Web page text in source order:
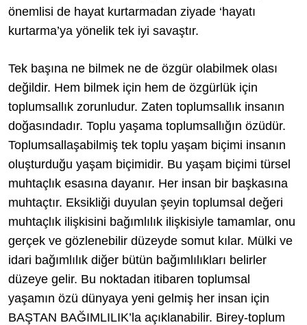
önemlisi de hayat kurtarmadan ziyade ‘hayatı
kurtarma’ya yönelik tek iyi savaştır.
Tek başına ne bilmek ne de özgür olabilmek olası
değildir. Hem bilmek için hem de özgürlük için
toplumsallık zorunludur. Zaten toplumsallık insanın
doğasındadır. Toplu yaşama toplumsallığın özüdür.
Toplumsallaşabilmiş tek toplu yaşam biçimi insanın
oluşturduğu yaşam biçimidir. Bu yaşam biçimi türsel
muhtaçlık esasına dayanır. Her insan bir başkasına
muhtaçtır. Eksikliği duyulan şeyin toplumsal değeri
muhtaçlık ilişkisini bağımlılık ilişkisiyle tamamlar, onu
gerçek ve gözlenebilir düzeyde somut kılar. Mülki ve
idari bağımlılık diğer bütün bağımlılıkları belirler
düzeye gelir. Bu noktadan itibaren toplumsal
yaşamın özü dünyaya yeni gelmiş her insan için
BAŞTAN BAĞIMLILIK’la açıklanabilir. Birey-toplum